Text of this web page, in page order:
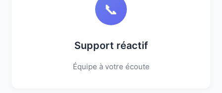
📞
Support réactif
Équipe à votre écoute